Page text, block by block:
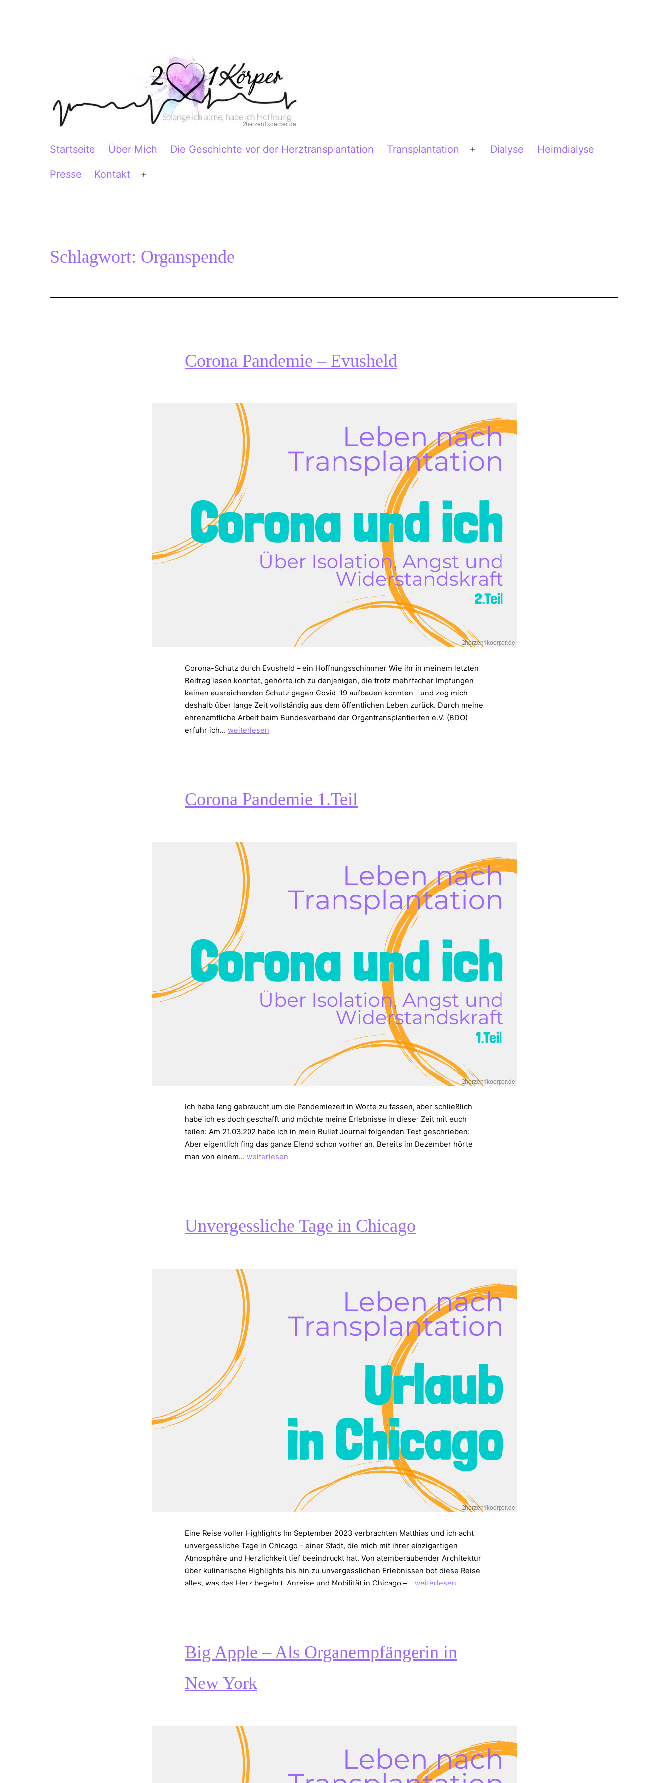
Startseite Über Mich Die Geschichte vor der Herztransplantation Transplantation
Menü
Dialyse Heimdialyse
Presse Kontakt
Schlagwort: Organspende
Corona Pandemie – Evusheld
Corona-Schutz durch Evusheld – ein Hoffnungsschimmer Wie ihr in meinem letzten
Beitrag lesen konntet, gehörte ich zu denjenigen, die trotz mehrfacher Impfungen
keinen ausreichenden Schutz gegen Covid-19 aufbauen konnten – und zog mich
deshalb über lange Zeit vollständig aus dem öffentlichen Leben zurück. Durch meine
ehrenamtliche Arbeit beim Bundesverband der Organtransplantierten e.V. (BDO)
erfuhr ich… Corona
weiterlesen
Corona Pandemie 1.Teil
Ich habe lang gebraucht um die Pandemiezeit in Worte zu fassen, aber schließlich
habe ich es doch geschafft und möchte meine Erlebnisse in dieser Zeit mit euch
teilen: Am 21.03.202 habe ich in mein Bullet Journal folgenden Text geschrieben:
Aber eigentlich fing das ganze Elend schon vorher an. Bereits im Dezember hörte
man von einem… Corona
weiterlesen
Unvergessliche Tage in Chicago
Eine Reise voller Highlights Im September 2023 verbrachten Matthias und ich acht
unvergessliche Tage in Chicago – einer Stadt, die mich mit ihrer einzigartigen
Atmosphäre und Herzlichkeit tief beeindruckt hat. Von atemberaubender Architektur
über kulinarische Highlights bis hin zu unvergesslichen Erlebnissen bot diese Reise
alles, was das Herz begehrt. Anreise und Mobilität in Chicago –… Unvergessliche
weiterlesen
Big Apple – Als Organempfängerin in
New York